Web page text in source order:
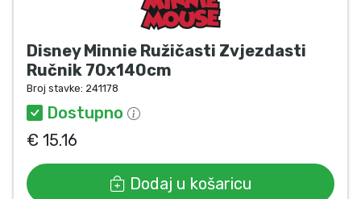
Disney Minnie Ružičasti Zvjezdasti
Ručnik 70x140cm
Broj stavke: 241178
Dostupno
€ 15.16
Dodaj u košaricu
Gamer proizvodi
Sportski proizvodi
Glazbeni proizvodi
Vrste proizvoda